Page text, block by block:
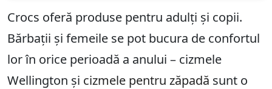
Crocs oferă produse pentru adulți și copii.
Bărbații și femeile se pot bucura de confortul
lor în orice perioadă a anului – cizmele
Wellington și cizmele pentru zăpadă sunt o